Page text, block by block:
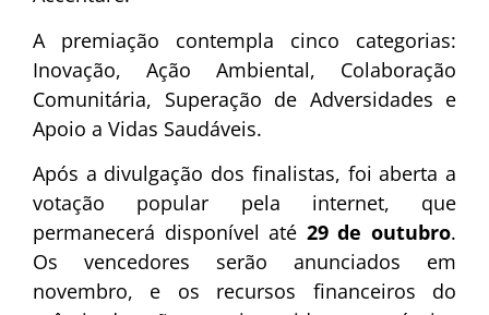
A premiação contempla cinco categorias:
Inovação, Ação Ambiental, Colaboração
Comunitária, Superação de Adversidades e
Apoio a Vidas Saudáveis.
Após a divulgação dos finalistas, foi aberta a
votação popular pela internet, que
permanecerá disponível até 29 de outubro.
Os vencedores serão anunciados em
novembro, e os recursos financeiros do